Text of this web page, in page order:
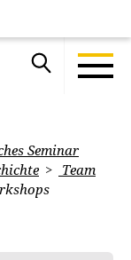
Seminar
Team